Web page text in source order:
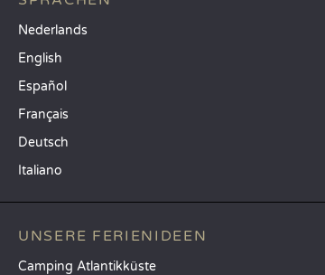
Nederlands
English
Español
Français
Deutsch
Italiano
UNSERE FERIENIDEEN
Camping Atlantikküste